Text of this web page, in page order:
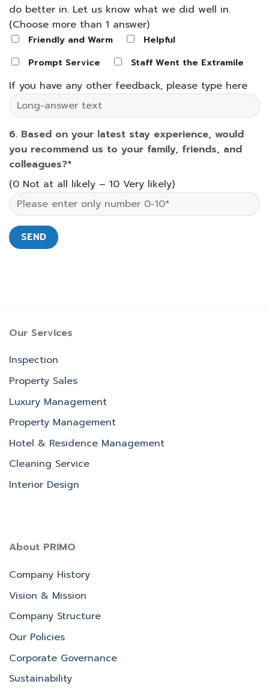
do better in. Let us know what we did well in.
(Choose more than 1 answer)
Friendly and Warm
Helpful
Prompt Service
Staff Went the Extramile
If you have any other feedback, please type here
6. Based on your latest stay experience, would
you recommend us to your family, friends, and
colleagues?*
(0 Not at all likely – 10 Very likely)
Our Services
Inspection
Property Sales
Luxury Management
Property Management
Hotel & Residence Management
Cleaning Service
Interior Design
About PRIMO
Company History
Vision & Mission
Company Structure
Our Policies
Corporate Governance
Sustainability